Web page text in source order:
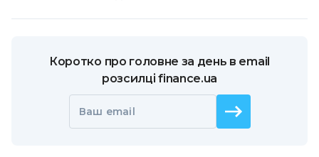
Коротко про головне за день в email
розсилці finance.ua
Ваш email